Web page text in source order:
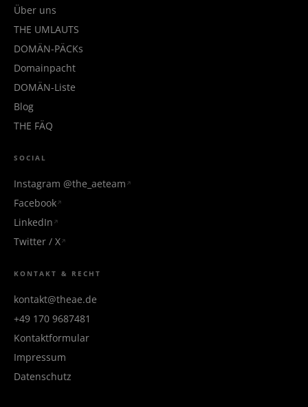
Über uns
THE UMLAUTS
DOMÄN-PÄCKs
Domainpacht
DOMÄN-Liste
Blog
THE FÄQ
SOCIAL
Instagram @the_aeteam
Facebook
LinkedIn
Twitter / X
KONTAKT & RECHT
kontakt@theae.de
+49 170 9687481
Kontaktformular
Impressum
Datenschutz